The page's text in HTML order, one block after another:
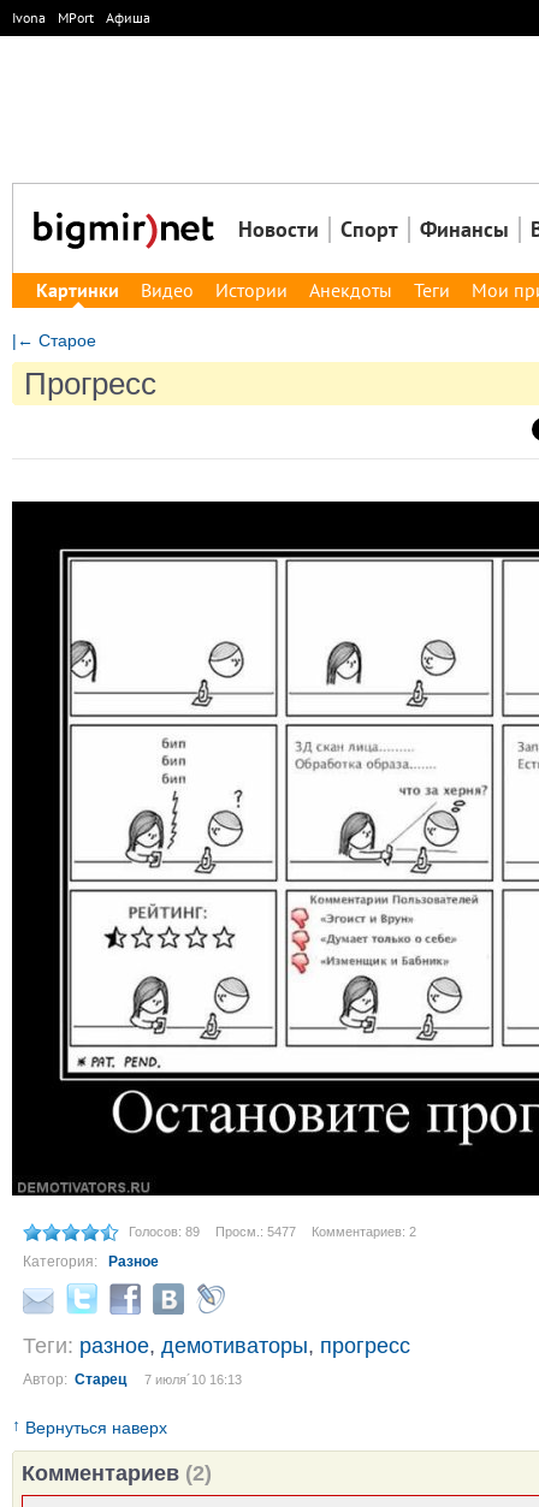
Ivona MPort Афиша
Новости Спорт Финансы
Картинки Видео Истории Анекдоты Теги Мои
|← Старое
Прогресс
Голосов: 89 Просм.: 5477 Комментариев: 2
Категория: Разное
Теги: разное, демотиваторы, прогресс
Автор: Старец 7 июля´10 16:13
↑ Вернуться наверх
Комментариев (2)